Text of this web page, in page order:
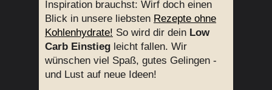
Inspiration brauchst: Wirf doch einen
Blick in unsere liebsten Rezepte ohne
Kohlenhydrate! So wird dir dein Low
Carb Einstieg leicht fallen. Wir
wünschen viel Spaß, gutes Gelingen -
und Lust auf neue Ideen!